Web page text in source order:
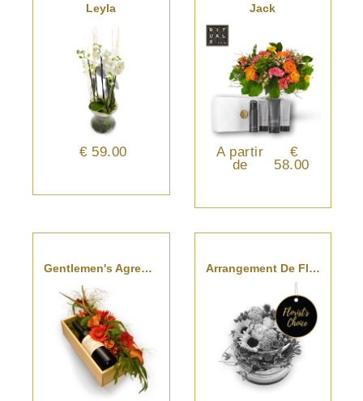
Leyla
€ 59.00
Jack
A partir
de
€
58.00
Gentlemen's Agreement Arrangement De Fleurs Piqué - Choix Du Fleuriste